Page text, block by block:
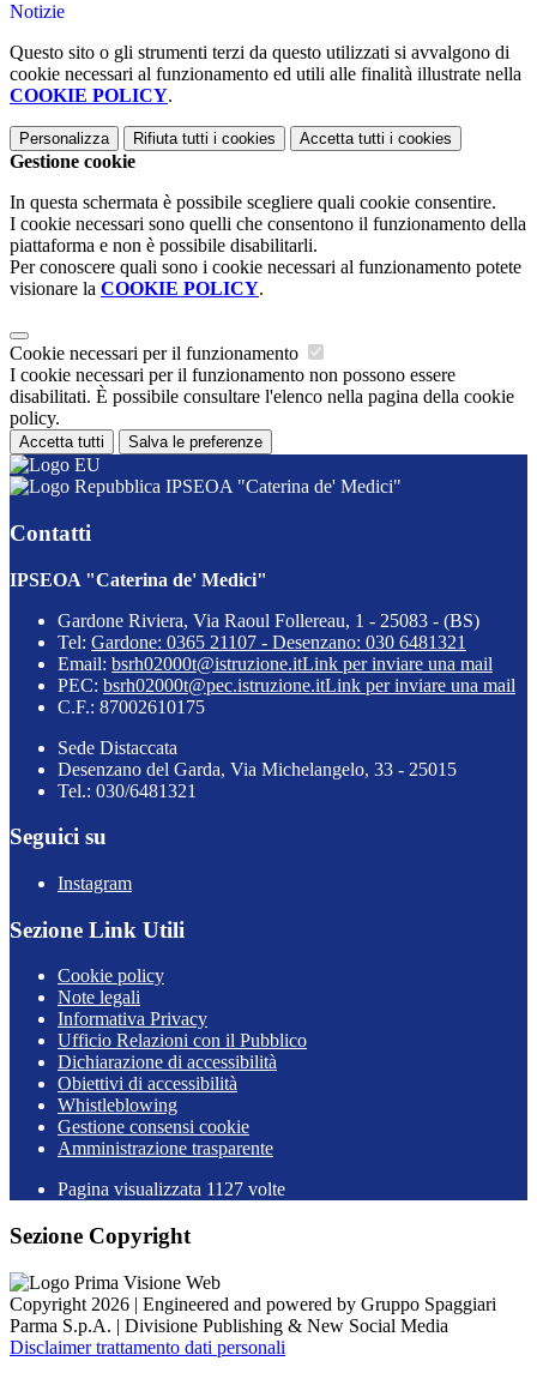
Notizie
Questo sito o gli strumenti terzi da questo utilizzati si avvalgono di
cookie necessari al funzionamento ed utili alle finalità illustrate nella
COOKIE POLICY.
Personalizza Rifiuta tutti i cookies Accetta tutti i cookies
Gestione cookie
In questa schermata è possibile scegliere quali cookie consentire.
I cookie necessari sono quelli che consentono il funzionamento della
piattaforma e non è possibile disabilitarli.
Per conoscere quali sono i cookie necessari al funzionamento potete
visionare la COOKIE POLICY.
Cookie necessari per il funzionamento
I cookie necessari per il funzionamento non possono essere
disabilitati. È possibile consultare l'elenco nella pagina della cookie
policy.
Accetta tutti Salva le preferenze
IPSEOA "Caterina de' Medici"
Contatti
IPSEOA "Caterina de' Medici"
Gardone Riviera, Via Raoul Follereau, 1 - 25083 - (BS)
Tel: Gardone: 0365 21107 - Desenzano: 030 6481321
Email: bsrh02000t@istruzione.itLink per inviare una mail
PEC: bsrh02000t@pec.istruzione.itLink per inviare una mail
C.F.: 87002610175
Sede Distaccata
Desenzano del Garda, Via Michelangelo, 33 - 25015
Tel.: 030/6481321
Seguici su
Instagram
Sezione Link Utili
Cookie policy
Note legali
Informativa Privacy
Ufficio Relazioni con il Pubblico
Dichiarazione di accessibilità
Obiettivi di accessibilità
Whistleblowing
Gestione consensi cookie
Amministrazione trasparente
Pagina visualizzata 1127 volte
Sezione Copyright
Copyright 2026 | Engineered and powered by Gruppo Spaggiari
Parma S.p.A. | Divisione Publishing & New Social Media
Disclaimer trattamento dati personali